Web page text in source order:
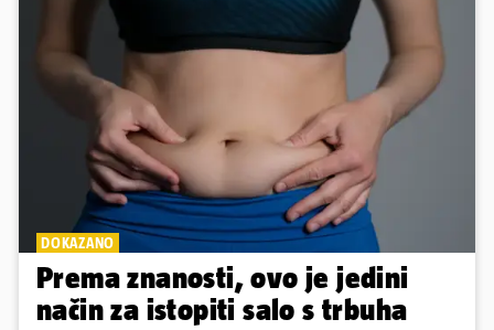
DOKAZANO
Prema znanosti, ovo je jedini
način za istopiti salo s trbuha